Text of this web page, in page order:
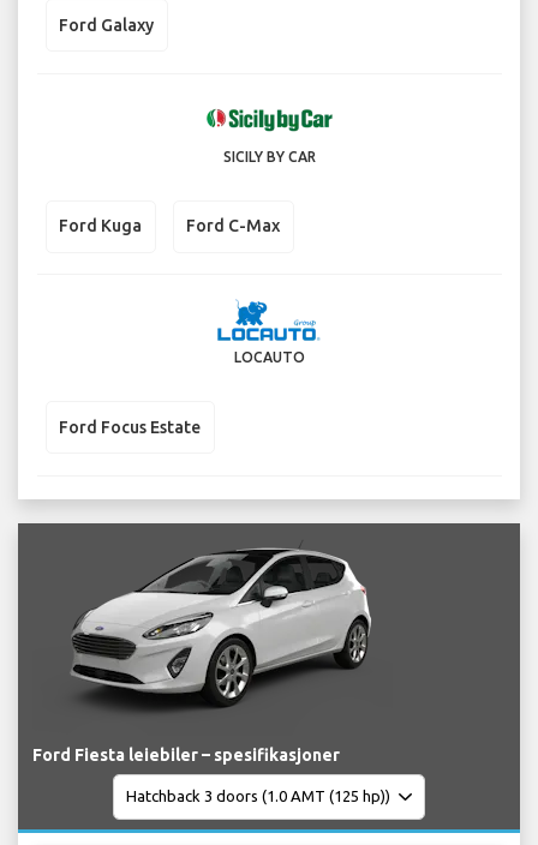
Ford Galaxy
SICILY BY CAR
Ford Kuga Ford C-Max
LOCAUTO
Ford Focus Estate
Ford Fiesta leiebiler – spesifikasjoner